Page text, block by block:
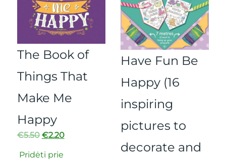
The Book of
Things That
Make Me
Happy
€5.50 €2.20
Pridėti prie
Have Fun Be
Happy (16
inspiring
pictures to
decorate and